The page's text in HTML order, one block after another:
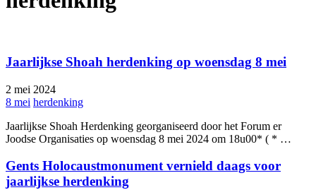
Jaarlijkse Shoah herdenking op woensdag 8 mei
2 mei 2024
8 mei herdenking
Jaarlijkse Shoah Herdenking georganiseerd door het Forum er
Joodse Organisaties op woensdag 8 mei 2024 om 18u00* ( * …
Gents Holocaustmonument vernield daags voor
jaarlijkse herdenking